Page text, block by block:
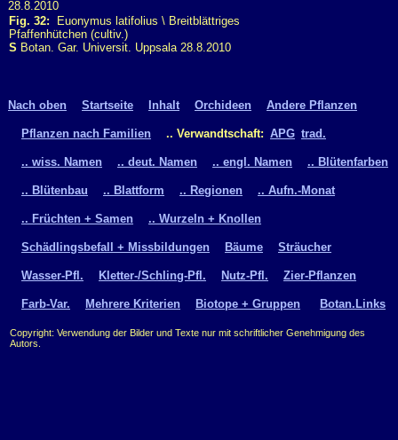
Fig. 32: Euonymus latifolius \ Breitblättriges
Pfaffenhütchen (cultiv.)
S Botan. Gar. Universit. Uppsala 28.8.2010
Nach oben Startseite Inhalt Orchideen Andere Pflanzen
Pflanzen nach Familien .. Verwandtschaft: APG trad.
.. wiss. Namen .. deut. Namen .. engl. Namen .. Blütenfarben
.. Blütenbau .. Blattform .. Regionen .. Aufn.-Monat
.. Früchten + Samen .. Wurzeln + Knollen
Schädlingsbefall + Missbildungen Bäume Sträucher
Wasser-Pfl. Kletter-/Schling-Pfl. Nutz-Pfl. Zier-Pflanzen
Farb-Var. Mehrere Kriterien Biotope + Gruppen Botan.Links
Copyright: Verwendung der Bilder und Texte nur mit schriftlicher Genehmigung des
Autors.